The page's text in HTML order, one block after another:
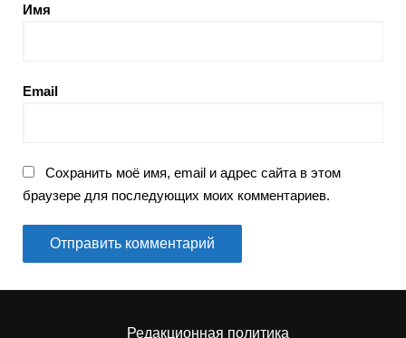
Имя
Email
Сохранить моё имя, email и адрес сайта в этом
браузере для последующих моих комментариев.
Редакционная политика